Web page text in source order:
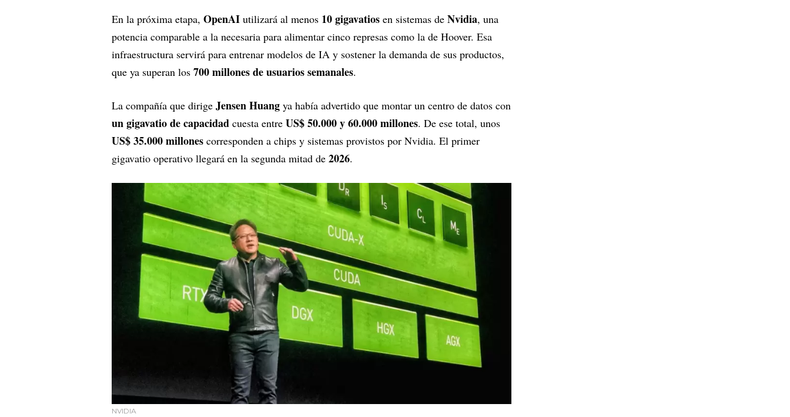
En la próxima etapa, OpenAI utilizará al menos 10 gigavatios en sistemas de Nvidia, una
potencia comparable a la necesaria para alimentar cinco represas como la de Hoover. Esa
infraestructura servirá para entrenar modelos de IA y sostener la demanda de sus productos,
que ya superan los 700 millones de usuarios semanales.
La compañía que dirige Jensen Huang ya había advertido que montar un centro de datos con
un gigavatio de capacidad cuesta entre US$ 50.000 y 60.000 millones. De ese total, unos
US$ 35.000 millones corresponden a chips y sistemas provistos por Nvidia. El primer
gigavatio operativo llegará en la segunda mitad de 2026.
NVIDIA